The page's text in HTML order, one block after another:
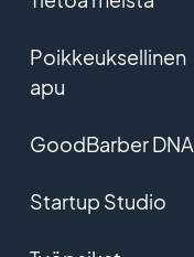
Poikkeuksellinen
apu
GoodBarber DNA
Startup Studio